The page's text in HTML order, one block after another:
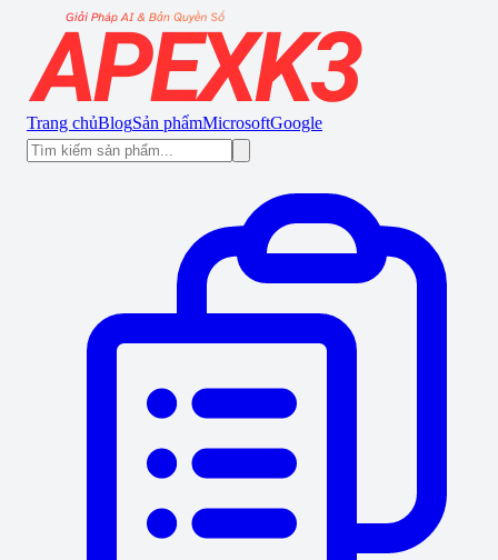
Trang chủBlogSản phẩmMicrosoftGoogle